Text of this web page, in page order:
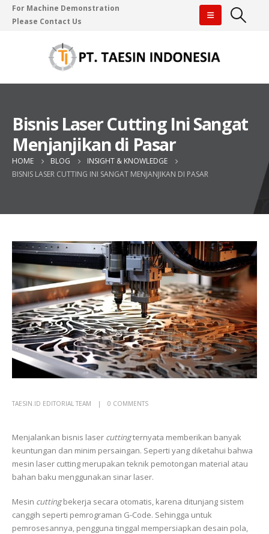
For Machine Demonstration
Please Contact Us
Bisnis Laser Cutting Ini Sangat
Menjanjikan di Pasar
HOME BLOG
INSIGHT & KNOWLEDGE
BISNIS LASER CUTTING INI SANGAT MENJANJIKAN DI PASAR
TAESIN.ID EDITORIAL TEAM 0 COMMENTS
Menjalankan bisnis laser cuttingternyata memberikan banyak
keuntungan dan minim persaingan. Seperti yang diketahui bahwa
mesin laser cutting merupakan teknik pemotongan material atau
bahan baku menggunakan sinar laser.
Mesin cuttingbekerja secara otomatis, karena ditunjang sistem
canggih seperti pemrograman G-Code. Sehingga untuk
pemrosesannya, pengguna tinggal mempersiapkan desain pola,